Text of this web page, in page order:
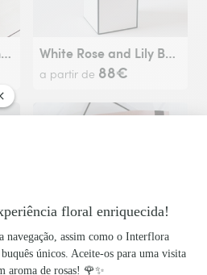
Beautifully Simple White Flower Wrap. White Rose and Lily Bouquet
a partir de 88€